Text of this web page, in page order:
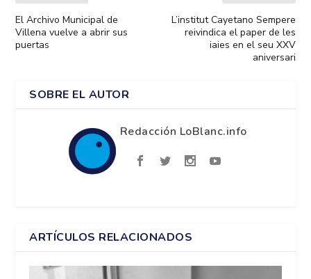
El Archivo Municipal de
Villena vuelve a abrir sus
puertas
L’institut Cayetano Sempere
reivindica el paper de les
iaies en el seu XXV
aniversari
SOBRE EL AUTOR
Redacción LoBlanc.info
ARTÍCULOS RELACIONADOS